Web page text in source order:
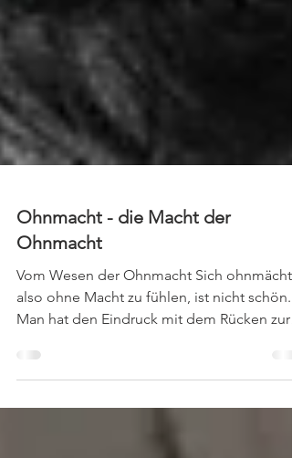
Ohnmacht - die Macht der
Ohnmacht
Vom Wesen der Ohnmacht Sich
also ohne Macht zu fühlen, ist nicht schön.
Man hat den Eindruck mit dem Rücken zur